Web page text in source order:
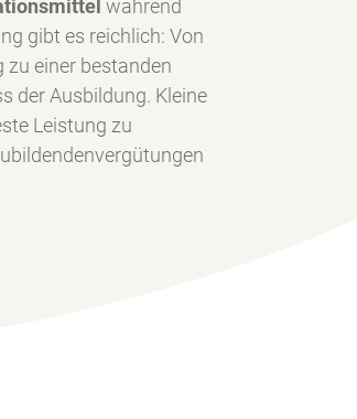
während
gibt es reichlich: Von
zu einer bestanden
der Ausbildung. Kleine
Leistung zu